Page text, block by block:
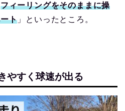
フィーリングをそのままに操
ト 」といったところ。
やすく球速が出る